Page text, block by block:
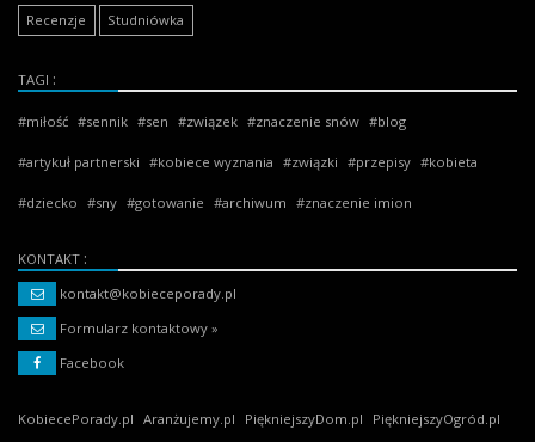
Recenzje Studniówka
TAGI
miłość sennik sen związek znaczenie snów blog
artykuł partnerski kobiece wyznania związki przepisy kobieta
dziecko sny gotowanie archiwum znaczenie imion
KONTAKT
kontakt@kobieceporady.pl
Formularz kontaktowy »
Facebook
KobiecePorady.pl Aranżujemy.pl PiękniejszyDom.pl PiękniejszyOgród.pl